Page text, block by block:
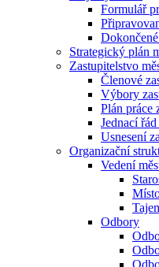
Formulář
Strategický plán
Zastupitelstvo
Členové
Výbory
Plán práce
Jednací
Usnesení
Organizační
Vedení
Odbory